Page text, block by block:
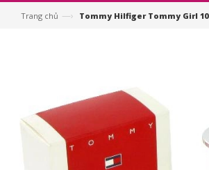
Trang chủ —› Tommy Hilfiger Tommy Girl 10